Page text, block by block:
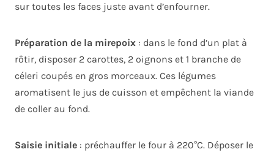
sur toutes les faces juste avant d’enfourner.
Préparation de la mirepoix : dans le fond d’un plat à
rôtir, disposer 2 carottes, 2 oignons et 1 branche de
céleri coupés en gros morceaux. Ces légumes
aromatisent le jus de cuisson et empêchent la viande
de coller au fond.
Saisie initiale : préchauffer le four à 220°C. Déposer le